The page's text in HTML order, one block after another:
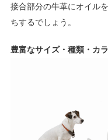
接合部分の牛革にオイル
ちするでしょう。
豊富なサイズ・種類・カ